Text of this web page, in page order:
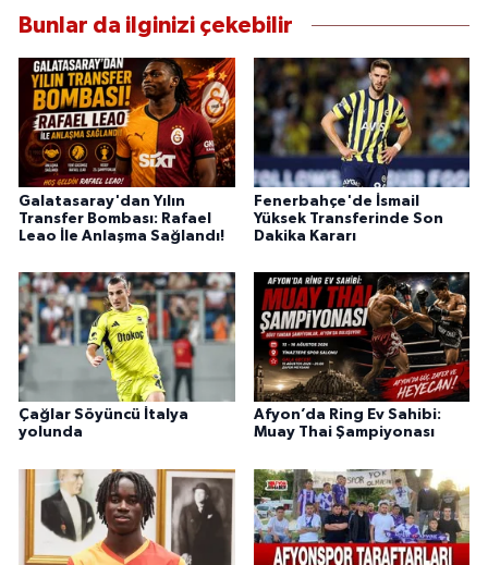
Bunlar da ilginizi çekebilir
Galatasaray'dan Yılın
Transfer Bombası: Rafael
Leao İle Anlaşma Sağlandı!
Fenerbahçe'de İsmail
Yüksek Transferinde Son
Dakika Kararı
Çağlar Söyüncü İtalya
yolunda
Afyon’da Ring Ev Sahibi:
Muay Thai Şampiyonası